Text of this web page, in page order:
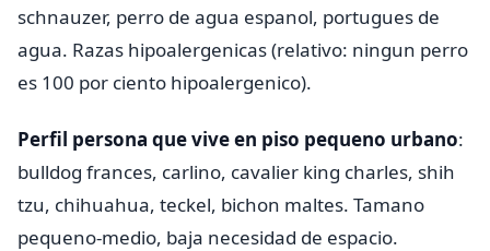
schnauzer, perro de agua espanol, portugues de
agua. Razas hipoalergenicas (relativo: ningun perro
es 100 por ciento hipoalergenico).
Perfil persona que vive en piso pequeno urbano:
bulldog frances, carlino, cavalier king charles, shih
tzu, chihuahua, teckel, bichon maltes. Tamano
pequeno-medio, baja necesidad de espacio.